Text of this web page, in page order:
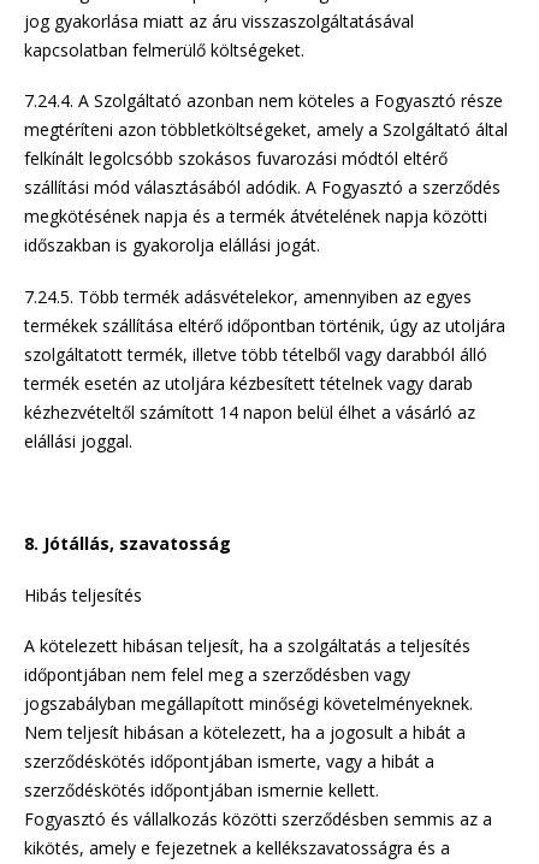
jog gyakorlása miatt az áru visszaszolgáltatásával
kapcsolatban felmerülő költségeket.
7.24.4. A Szolgáltató azonban nem köteles a Fogyasztó része
megtéríteni azon többletköltségeket, amely a Szolgáltató által
felkínált legolcsóbb szokásos fuvarozási módtól eltérő
szállítási mód választásából adódik. A Fogyasztó a szerződés
megkötésének napja és a termék átvételének napja közötti
időszakban is gyakorolja elállási jogát.
7.24.5. Több termék adásvételekor, amennyiben az egyes
termékek szállítása eltérő időpontban történik, úgy az utoljára
szolgáltatott termék, illetve több tételből vagy darabból álló
termék esetén az utoljára kézbesített tételnek vagy darab
kézhezvételtől számított 14 napon belül élhet a vásárló az
elállási joggal.
8. Jótállás, szavatosság
Hibás teljesítés
A kötelezett hibásan teljesít, ha a szolgáltatás a teljesítés
időpontjában nem felel meg a szerződésben vagy
jogszabályban megállapított minőségi követelményeknek.
Nem teljesít hibásan a kötelezett, ha a jogosult a hibát a
szerződéskötés időpontjában ismerte, vagy a hibát a
szerződéskötés időpontjában ismernie kellett.
Fogyasztó és vállalkozás közötti szerződésben semmis az a
kikötés, amely e fejezetnek a kellékszavatosságra és a